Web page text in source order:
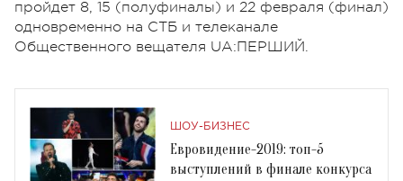
пройдет 8, 15 (полуфиналы) и 22 февраля (финал)
одновременно на СТБ и телеканале
Общественного вещателя UA:ПЕРШИЙ.
ШОУ-БИЗНЕС
Евровидение-2019: топ-5
выступлений в финале конкурса